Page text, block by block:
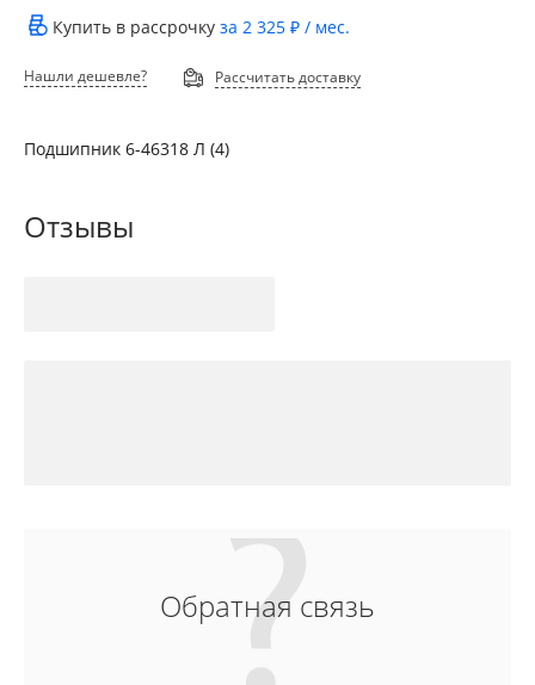
Купить в рассрочку за 2 325 ₽ / мес.
Нашли дешевле? Рассчитать доставку
Подшипник 6-46318 Л (4)
Отзывы
Обратная связь